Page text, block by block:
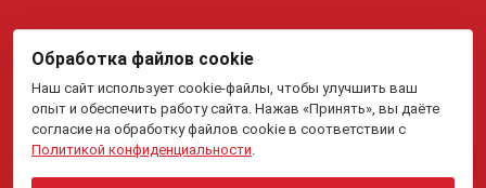
Платонова, 22-204. В торговом реестре с 19 января 2015 г.
Регистрация №191081534, 05.11.2008, Мингорисполком.
Рассмотрение обращений потребителей, телефон
70-00,(033)603-34-00,(029)395-94-00 , e-mail:
my.meb@yandex.ru.
района г.Минска: тел. +375(17)215-14-65, Начальник
Обработка файлов cookie
Наш сайт использует cookie-файлы, чтобы улучшить ваш
опыт и обеспечить работу сайта. Нажав «Принять», вы даёте
согласие на обработку файлов cookie в соответствии с
Политикой конфиденциальности.